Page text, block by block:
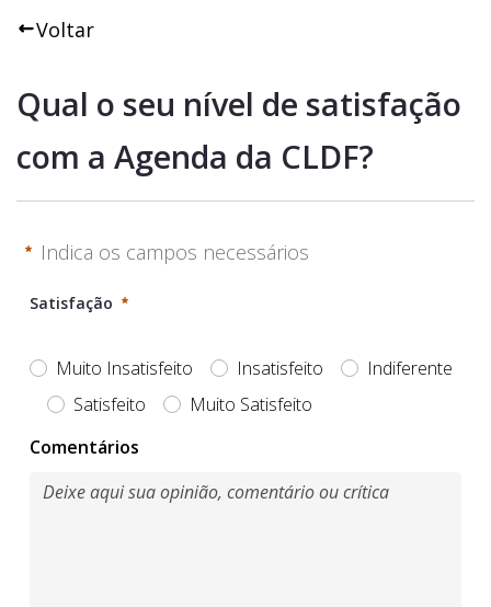
Voltar
Qual o seu nível de satisfação
com a Agenda da CLDF?
Indica os campos necessários
Satisfação
Muito Insatisfeito Insatisfeito
Indiferente
Satisfeito
Muito Satisfeito
Obrigatório
Comentários